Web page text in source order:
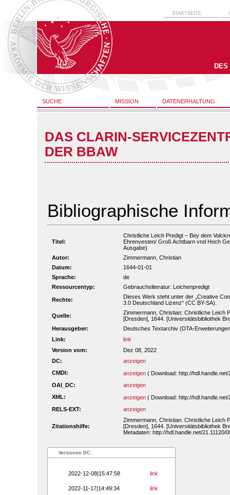
STARTSEITE
SUCHE MISSION DATENERHALTUNG
DAS CLARIN-
DER BBAW
Bibliographische
Titel:
Christliche Leich Predigt – Bey dem
Ehrenvesten/ Groß Achtbarn vnd Hoch
Ausgabe)
Autor:
Zimmermann, Christian
Datum:
1644-01-01
Sprache:
de
Ressourcentyp:
Gebrauchsliteratur: Leichenpredigt
Rechte:
Dieses Werk steht unter der „Creative
3.0 Deutschland Lizenz“ (CC BY-SA).
Quelle:
Zimmermann, Christian: Christliche Leich
[Dresden], 1644. [Universitätsbibliothek
Herausgeber:
Deutsches Textarchiv (DTA-
Link:
link
Version vom:
Dez 08, 2022
DC:
anzeigen
CMDI:
anzeigen ( Download: http://
OAI_DC:
anzeigen
XML:
anzeigen ( Download: http://
RELS-EXT:
anzeigen
Zitationshilfe:
Zimmermann, Christian: Christliche Leich
[Dresden], 1644. [Universitätsbibliothek
Metadaten: http://hdl.handle.net/21.11120/
Versionen DC:
2022-12-08|15:47:58 link
2022-11-17|14:49:34 link